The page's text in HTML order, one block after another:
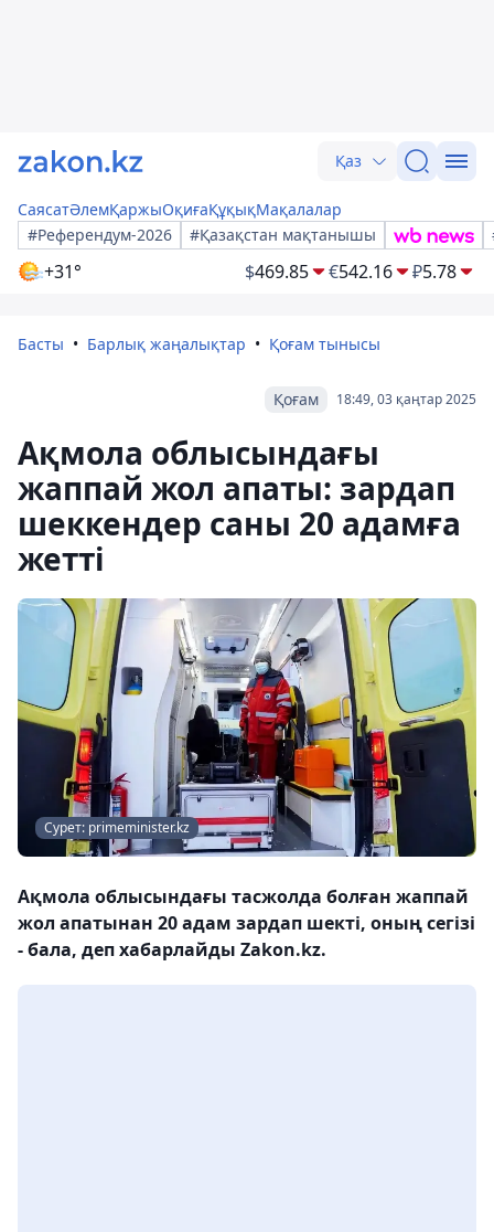
Қаз
СаясатӘлемҚаржыОқиғаҚұқықМақалалар
#Референдум-2026
#Қазақстан мақтанышы
+31° $469.85 €542.16 ₽5.78
Басты Барлық жаңалықтар Қоғам тынысы
18:49, 03 қаңтар 2025
Қоғам
Ақмола облысындағы
жаппай жол апаты: зардап
шеккендер саны 20 адамға
жетті
Сурет: primeminister.kz
Ақмола облысындағы тасжолда болған жаппай
жол апатынан 20 адам зардап шекті, оның сегізі
- бала, деп хабарлайды Zakon.kz.